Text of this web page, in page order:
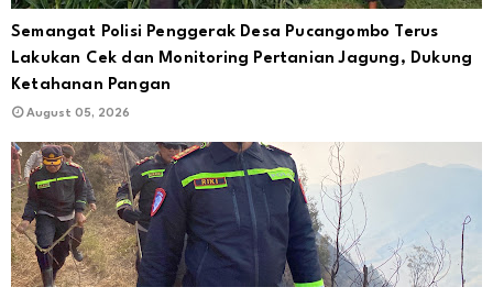
Semangat Polisi Penggerak Desa Pucangombo Terus
Lakukan Cek dan Monitoring Pertanian Jagung, Dukung
Ketahanan Pangan
August 05, 2026